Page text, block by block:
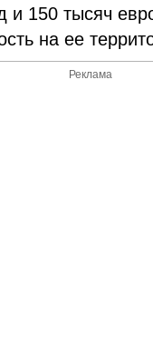
150 тысяч
на ее
Реклама